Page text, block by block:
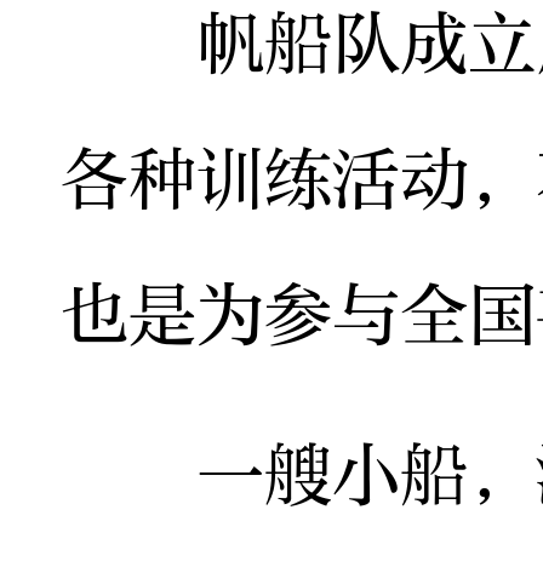
帆船队成立
各种训练活动
也是为参与全
一艘小船，